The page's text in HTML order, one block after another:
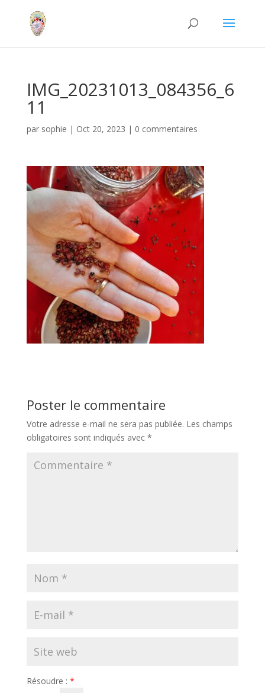
IMG_20231013_084356_6
11
par sophie | Oct 20, 2023 | 0 commentaires
Poster le commentaire
Votre adresse e-mail ne sera pas publiée. Les champs
obligatoires sont indiqués avec *
Résoudre : *